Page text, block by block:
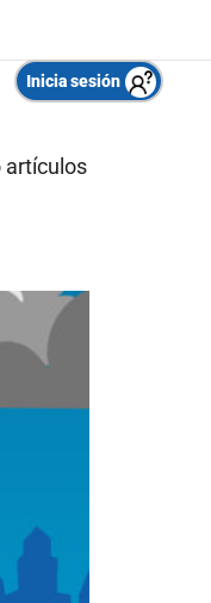
Inicia sesión
artículos